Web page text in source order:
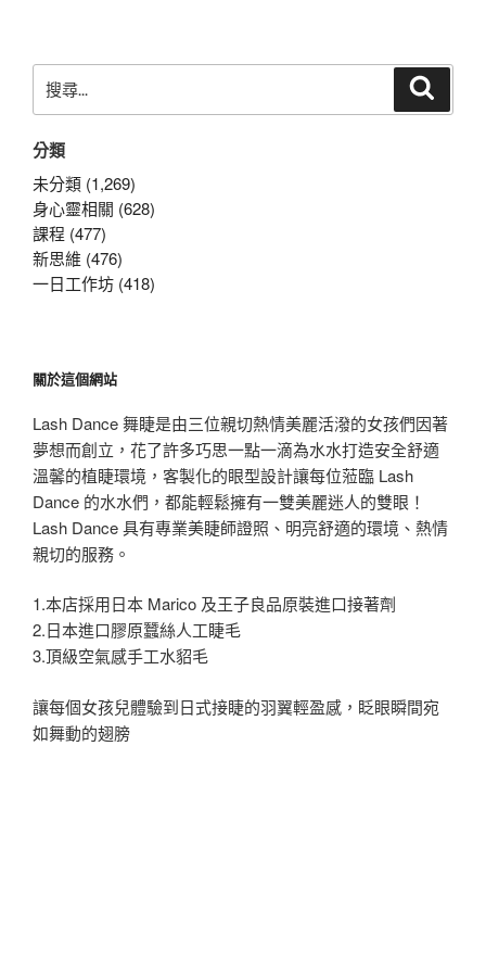
尋
鍵
字:
分類
未分類 (1,269)
身心靈相關 (628)
課程 (477)
新思維 (476)
一日工作坊 (418)
關於這個網站
Lash Dance 舞睫是由三位親切熱情美麗活潑的女孩們因著
夢想而創立，花了許多巧思一點一滴為水水打造安全舒適
溫馨的植睫環境，客製化的眼型設計讓每位蒞臨 Lash
Dance 的水水們，都能輕鬆擁有一雙美麗迷人的雙眼！
Lash Dance 具有專業美睫師證照、明亮舒適的環境、熱情
親切的服務。
1.本店採用日本 Marico 及王子良品原裝進口接著劑
2.日本進口膠原蠶絲人工睫毛
3.頂級空氣感手工水貂毛
讓每個女孩兒體驗到日式接睫的羽翼輕盈感，眨眼瞬間宛
如舞動的翅膀